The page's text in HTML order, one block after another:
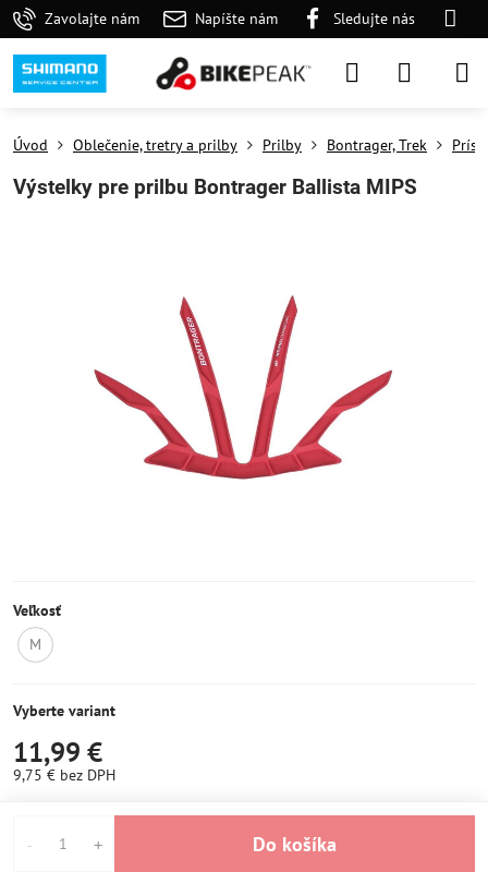
Zavolajte nám Napíšte nám Sledujte nás
Úvod Oblečenie, tretry a prilby Prilby Bontrager, Trek
Výstelky pre prilbu Bontrager Ballista MIPS
Veľkosť
M
Vyberte variant
11,99 €
9,75 € bez DPH
Do košíka